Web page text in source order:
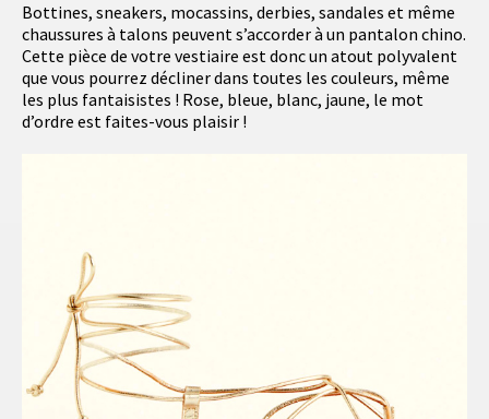
Bottines, sneakers, mocassins, derbies, sandales et même
chaussures à talons peuvent s’accorder à un pantalon chino.
Cette pièce de votre vestiaire est donc un atout polyvalent
que vous pourrez décliner dans toutes les couleurs, même
les plus fantaisistes ! Rose, bleue, blanc, jaune, le mot
d’ordre est faites-vous plaisir !